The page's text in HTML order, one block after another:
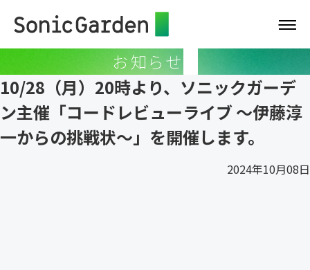
お知らせ
10/28（月）20時より、ソニックガーデ
ン主催「コードレビューライブ 〜伊藤淳
一からの挑戦状〜」を開催します。
2024年10月08日